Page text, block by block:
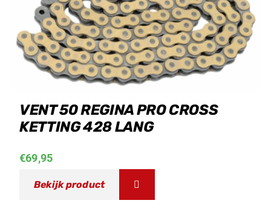
VENT 50 REGINA PRO CROSS
KETTING 428 LANG
€69,95
Bekijk product